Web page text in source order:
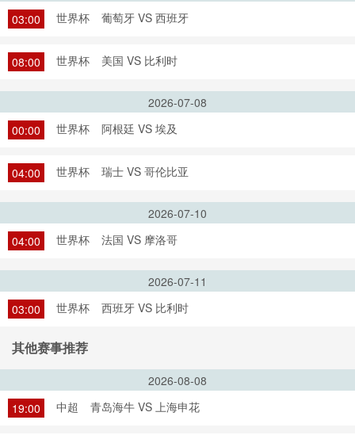
03:00
世界杯 葡萄牙 VS 西班牙
08:00 世界杯 美国 VS 比利时
2026-07-08
00:00
世界杯 阿根廷 VS 埃及
04:00 世界杯 瑞士 VS 哥伦比亚
2026-07-10
04:00
世界杯 法国 VS 摩洛哥
2026-07-11
03:00
世界杯 西班牙 VS 比利时
其他赛事推荐
2026-08-08
19:00
中超 青岛海牛 VS 上海申花